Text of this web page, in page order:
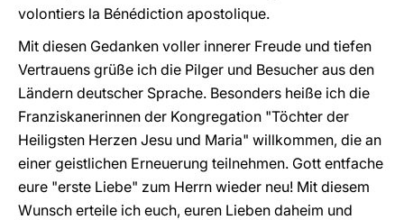
volontiers la Bénédiction apostolique.
Mit diesen Gedanken voller innerer Freude und tiefen
Vertrauens grüße ich die Pilger und Besucher aus den
Ländern deutscher Sprache. Besonders heiße ich die
Franziskanerinnen der Kongregation "Töchter der
Heiligsten Herzen Jesu und Maria" willkommen, die an
einer geistlichen Erneuerung teilnehmen. Gott entfache
eure "erste Liebe" zum Herrn wieder neu! Mit diesem
Wunsch erteile ich euch, euren Lieben daheim und